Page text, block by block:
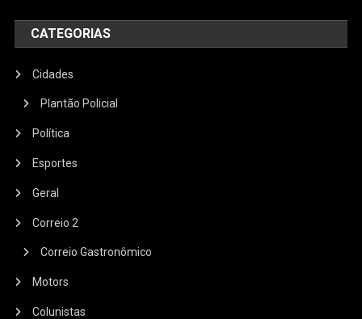
CATEGORIAS
Cidades
Plantão Policial
Política
Esportes
Geral
Correio 2
Correio Gastronômico
Motors
Colunistas